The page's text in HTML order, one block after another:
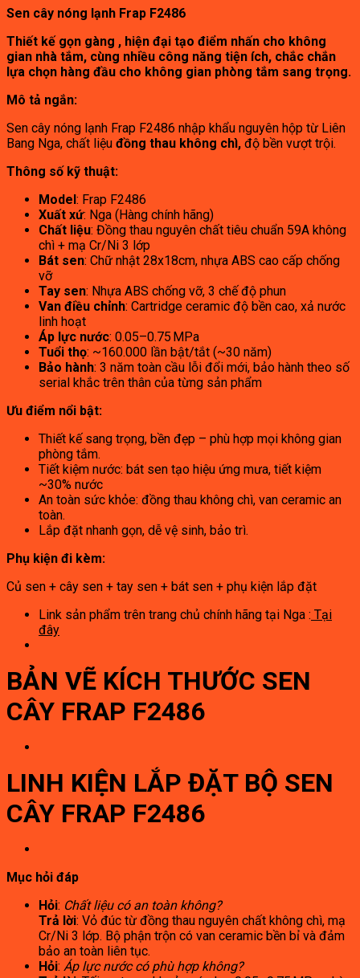
Sen cây nóng lạnh Frap F2486
Thiết kế gọn gàng , hiện đại tạo điểm nhấn cho không
gian nhà tắm, cùng nhiều công năng tiện ích, chắc chắn
lựa chọn hàng đầu cho không gian phòng tắm sang trọng.
Mô tả ngắn:
Sen cây nóng lạnh Frap F2486 nhập khẩu nguyên hộp từ Liên
Bang Nga, chất liệu đồng thau không chì, độ bền vượt trội.
Thông số kỹ thuật:
Model : Frap F2486
Xuất xứ: Nga (Hàng chính hãng)
Chất liệu: Đồng thau nguyên chất tiêu chuẩn 59A không
chì + mạ Cr/Ni 3 lớp
Bát sen: Chữ nhật 28x18cm, nhựa ABS cao cấp chống
vỡ
Tay sen: Nhựa ABS chống vỡ, 3 chế độ phun
Van điều chỉnh: Cartridge ceramic độ bền cao, xả nước
linh hoạt
Áp lực nước: 0.05–0.75 MPa
Tuổi thọ: ~160.000 lần bật/tắt (~30 năm)
Bảo hành: 3 năm toàn cầu lỗi đổi mới, bảo hành theo số
serial khắc trên thân của từng sản phẩm
Ưu điểm nổi bật:
Thiết kế sang trọng, bền đẹp – phù hợp mọi không gian
phòng tắm.
Tiết kiệm nước: bát sen tạo hiệu ứng mưa, tiết kiệm
~30% nước
An toàn sức khỏe: đồng thau không chì, van ceramic an
toàn.
Lắp đặt nhanh gọn, dễ vệ sinh, bảo trì.
Phụ kiện đi kèm:
Củ sen + cây sen + tay sen + bát sen + phụ kiện lắp đặt
Link sản phẩm trên trang chủ chính hãng tại Nga : Tại
đây
BẢN VẼ KÍCH THƯỚC SEN
CÂY FRAP F2486
LINH KIỆN LẮP ĐẶT BỘ SEN
CÂY FRAP F2486
Mục hỏi đáp
Hỏi: Chất liệu có an toàn không?
Trả lời: Vỏ đúc từ đồng thau nguyên chất không chì, mạ
Cr/Ni 3 lớp. Bộ phận trộn có van ceramic bền bỉ và đảm
bảo an toàn liên tục.
Hỏi: Áp lực nước có phù hợp không?